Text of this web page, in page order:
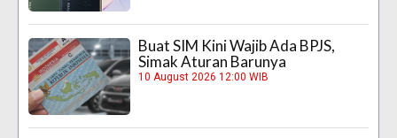
Buat SIM Kini Wajib Ada BPJS,
Simak Aturan Barunya
10 August 2026 12:00 WIB